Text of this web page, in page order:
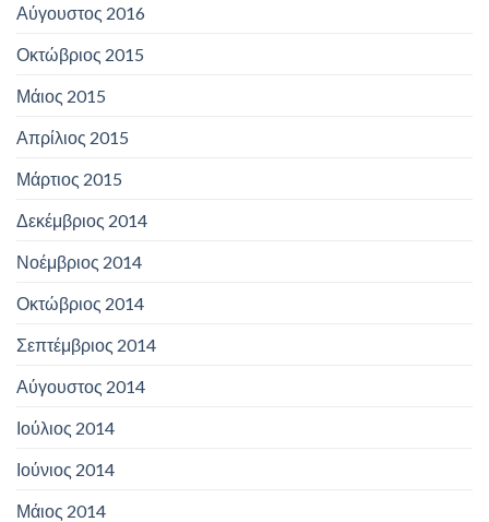
Αύγουστος 2016
Οκτώβριος 2015
Μάιος 2015
Απρίλιος 2015
Μάρτιος 2015
Δεκέμβριος 2014
Νοέμβριος 2014
Οκτώβριος 2014
Σεπτέμβριος 2014
Αύγουστος 2014
Ιούλιος 2014
Ιούνιος 2014
Μάιος 2014